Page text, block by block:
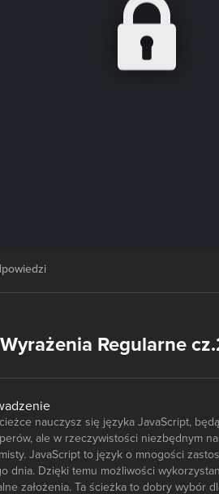
Regularne
nauczysz się języka JavaScript,
ale w rzeczywistości niezbędnym
JavaScript to język o mnogości
dnia. Dzięki temu możliwości
założenia. Ta ścieżka to dobry wybór